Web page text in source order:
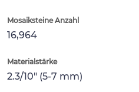
Mosaiksteine Anzahl
16,964
Materialstärke
2.3/10" (5-7 mm)